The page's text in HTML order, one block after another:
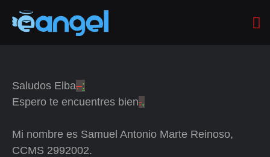
Saludos Elba.:
Espero te encuentres bien.,
Mi nombre es Samuel Antonio Marte Reinoso,
CCMS 2992002.